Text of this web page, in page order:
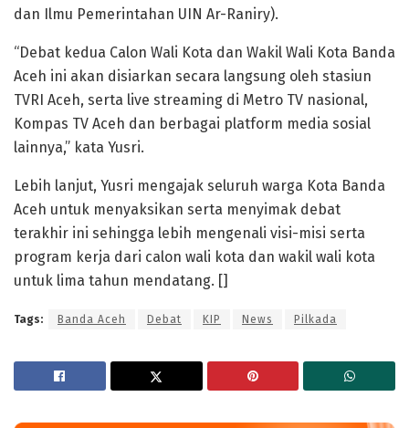
dan Ilmu Pemerintahan UIN Ar-Raniry).
“Debat kedua Calon Wali Kota dan Wakil Wali Kota Banda
Aceh ini akan disiarkan secara langsung oleh stasiun
TVRI Aceh, serta live streaming di Metro TV nasional,
Kompas TV Aceh dan berbagai platform media sosial
lainnya,” kata Yusri.
Lebih lanjut, Yusri mengajak seluruh warga Kota Banda
Aceh untuk menyaksikan serta menyimak debat
terakhir ini sehingga lebih mengenali visi-misi serta
program kerja dari calon wali kota dan wakil wali kota
untuk lima tahun mendatang. []
Tags: Banda Aceh Debat KIP News Pilkada